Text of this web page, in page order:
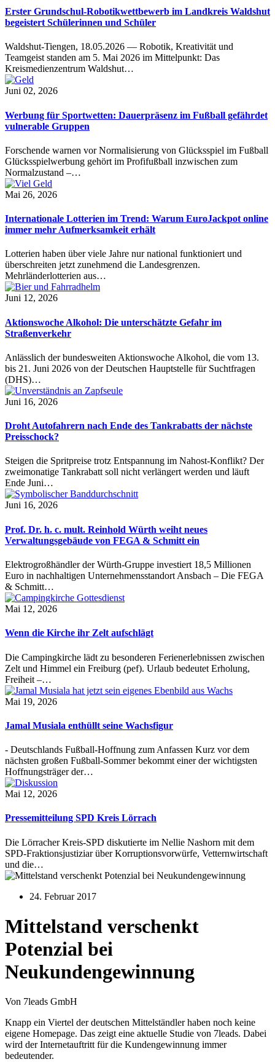
Erster Grundschul-Robotikwettbewerb im Landkreis Waldshut
begeistert Schülerinnen und Schüler
Waldshut-Tiengen, 18.05.2026 — Robotik, Kreativität und
Teamgeist standen am 5. Mai 2026 im Mittelpunkt: Das
Kreismedienzentrum Waldshut…
Juni 02, 2026
Werbung für Sportwetten: Dauerpräsenz im Fußball gefährdet
vulnerable Gruppen
Forschende warnen vor Normalisierung von Glücksspiel im Fußball
Glücksspielwerbung gehört im Profifußball inzwischen zum
Normalzustand –…
Mai 26, 2026
Internationale Lotterien im Trend: Warum EuroJackpot online
immer mehr Aufmerksamkeit erhält
Lotterien haben über viele Jahre nur national funktioniert und
überschreiten jetzt zunehmend die Landesgrenzen.
Mehrländerlotterien aus…
Juni 12, 2026
Aktionswoche Alkohol: Die unterschätzte Gefahr im
Straßenverkehr
Anlässlich der bundesweiten Aktionswoche Alkohol, die vom 13.
bis 21. Juni 2026 von der Deutschen Hauptstelle für Suchtfragen
(DHS)…
Juni 16, 2026
Droht Autofahrern nach Ende des Tankrabatts der nächste
Preisschock?
Steigen die Spritpreise trotz Entspannung im Nahost-Konflikt? Der
zweimonatige Tankrabatt soll nicht verlängert werden und läuft
Ende Juni…
Juni 16, 2026
Prof. Dr. h. c. mult. Reinhold Würth weiht neues
Verwaltungsgebäude von FEGA & Schmitt ein
Elektrogroßhändler der Würth-Gruppe investiert 18,5 Millionen
Euro in nachhaltigen Unternehmensstandort Ansbach – Die FEGA
& Schmitt…
Mai 12, 2026
Wenn die Kirche ihr Zelt aufschlägt
Die Campingkirche lädt zu besonderen Ferienerlebnissen zwischen
Zelt und Himmel ein Freiburg (pef). Urlaub bedeutet Erholung,
Freiheit –…
Mai 19, 2026
Jamal Musiala enthüllt seine Wachsfigur
- Deutschlands Fußball-Hoffnung zum Anfassen Kurz vor dem
nächsten großen Fußball-Sommer bekommt einer der wichtigsten
Hoffnungsträger der…
Mai 12, 2026
Pressemitteilung SPD Kreis Lörrach
Die Lörracher Kreis-SPD diskutierte im Nellie Nashorn mit dem
SPD-Fraktionsjustiziar über Korruptionsvorwürfe, Vetternwirtschaft
und die…
24. Februar 2017
Mittelstand verschenkt
Potenzial bei
Neukundengewinnung
Von 7leads GmbH
Knapp ein Viertel der deutschen Mittelständler haben noch keine
eigene Homepage. Das zeigt eine aktuelle Studie von 7leads. Dabei
wird der Internetauftritt für die Kundengewinnung immer
bedeutender.